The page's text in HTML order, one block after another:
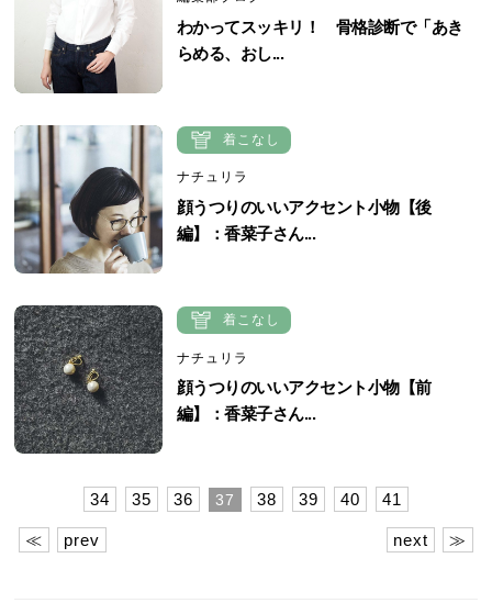
わかってスッキリ！ 骨格診断で「あき
らめる、おし...
着こなし
ナチュリラ
顔うつりのいいアクセント小物【後
編】：香菜子さん...
着こなし
ナチュリラ
顔うつりのいいアクセント小物【前
編】：香菜子さん...
≪ prev
34 35 36 37 38 39 40 41
next ≫